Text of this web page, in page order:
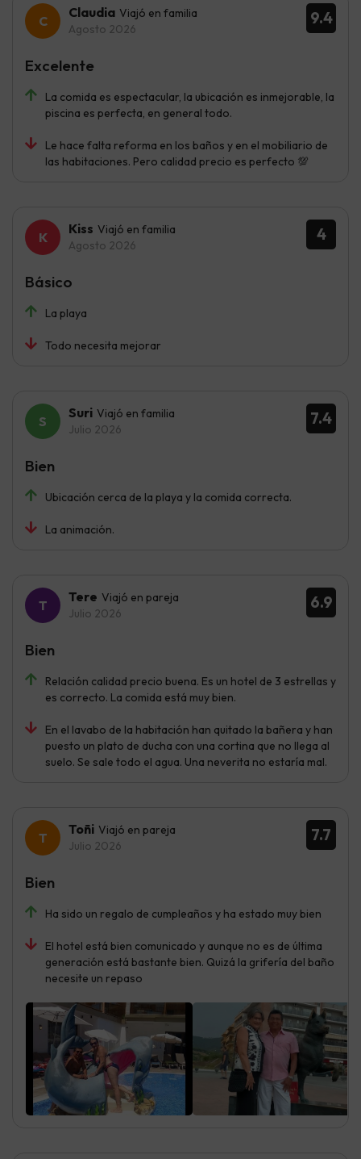
9.4
Claudia Viajó en familia
Agosto 2026
La comida es espectacular, la ubicación es inmejorable, la
piscina es perfecta, en general todo.
Le hace falta reforma en los baños y en el mobiliario de
las habitaciones. Pero calidad precio es perfecto 💯
Excelente
4
Kiss Viajó en familia
Agosto 2026
La playa
Todo necesita mejorar
Básico
7.4
Suri Viajó en familia
Julio 2026
Ubicación cerca de la playa y la comida correcta.
La animación.
Bien
6.9
Tere Viajó en pareja
Julio 2026
Relación calidad precio buena. Es un hotel de 3 estrellas y
es correcto. La comida está muy bien.
En el lavabo de la habitación han quitado la bañera y han
puesto un plato de ducha con una cortina que no llega al
suelo. Se sale todo el agua. Una neverita no estaría mal.
Bien
7.7
Toñi Viajó en pareja
Julio 2026
Ha sido un regalo de cumpleaños y ha estado muy bien
El hotel está bien comunicado y aunque no es de última
generación está bastante bien. Quizá la grifería del baño
necesite un repaso
Bien